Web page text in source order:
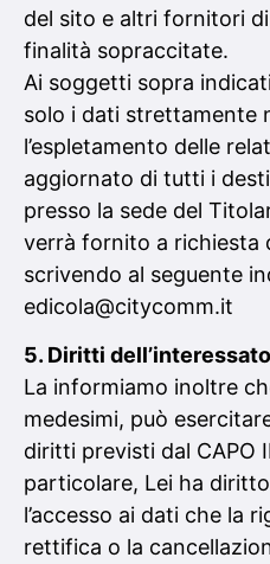
del sito e altri fornitori
finalità sopraccitate.
Ai soggetti sopra
solo i dati strettamente
l’espletamento delle
aggiornato di tutti i
presso la sede del
verrà fornito a richiesta
scrivendo al seguente
edicola@citycomm.it
5. Diritti dell’interessato
La informiamo inoltre
medesimi, può
diritti previsti dal CAPO
particolare, Lei ha
l’accesso ai dati che la
rettifica o la